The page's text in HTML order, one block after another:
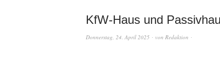
KfW-Haus und
Donnerstag, 24. April 2025 von Redaktion